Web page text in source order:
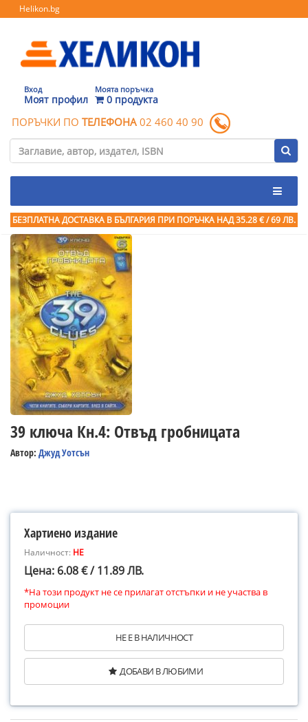
Helikon.bg
Вход
Моят профил
Моята поръчка
0 продукта
ПОРЪЧКИ ПО ТЕЛЕФОНА 02 460 40 90
БЕЗПЛАТНА ДОСТАВКА В БЪЛГАРИЯ ПРИ ПОРЪЧКА НАД 35.28 € / 69 ЛВ.
39 ключа Кн.4: Отвъд гробницата
Автор: Джуд Уотсън
Хартиено издание
Наличност: НЕ
Цена: 6.08 € / 11.89 ЛВ.
*На този продукт не се прилагат отстъпки и не участва в
промоции
НЕ Е В НАЛИЧНОСТ
ДОБАВИ В ЛЮБИМИ